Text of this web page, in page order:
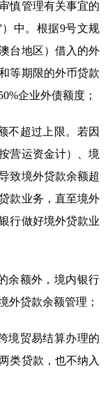
慎管理有关事宜的
中。根据9号文规
台地区）借入的外
等期限的外币贷款
企业外债额度；
不超过上限。若因
营运资金计）、境
致境外贷款余额超
款业务，直至境外
行做好境外贷款业
余额外，境内银行
外贷款余额管理；
境贸易结算办理的
类贷款，也不纳入